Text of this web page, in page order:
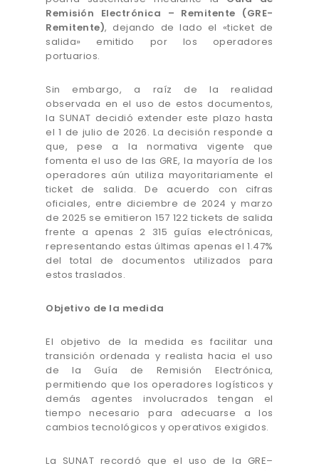
Remisión Electrónica – Remitente (GRE-
Remitente), dejando de lado el «ticket de
salida» emitido por los operadores
portuarios.
Sin embargo, a raíz de la realidad
observada en el uso de estos documentos,
la SUNAT decidió extender este plazo hasta
el 1 de julio de 2026. La decisión responde a
que, pese a la normativa vigente que
fomenta el uso de las GRE, la mayoría de los
operadores aún utiliza mayoritariamente el
ticket de salida. De acuerdo con cifras
oficiales, entre diciembre de 2024 y marzo
de 2025 se emitieron 157 122 tickets de salida
frente a apenas 2 315 guías electrónicas,
representando estas últimas apenas el 1.47%
del total de documentos utilizados para
estos traslados.
Objetivo de la medida
El objetivo de la medida es facilitar una
transición ordenada y realista hacia el uso
de la Guía de Remisión Electrónica,
permitiendo que los operadores logísticos y
demás agentes involucrados tengan el
tiempo necesario para adecuarse a los
cambios tecnológicos y operativos exigidos.
La SUNAT recordó que el uso de la GRE–